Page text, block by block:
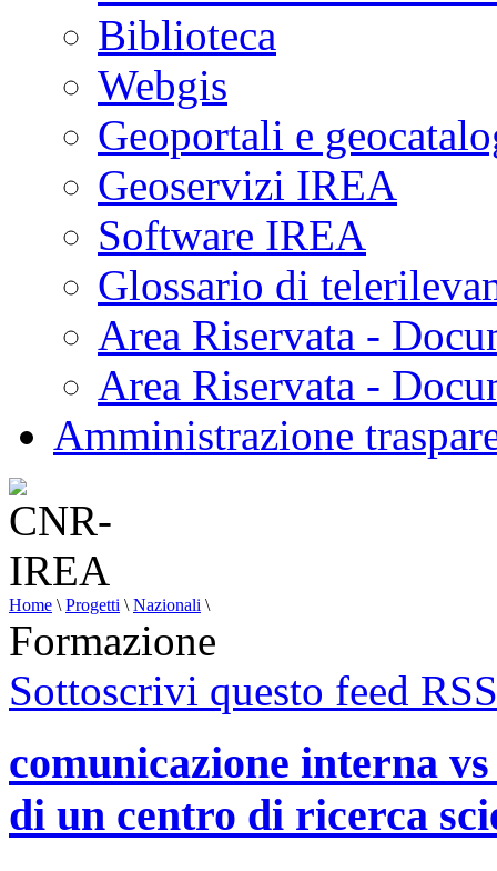
Biblioteca
Webgis
Geoportali e
Geoservizi IREA
Software IREA
Glossario di
Area Riservata -
Area Riservata -
Amministrazione
Home \ Progetti \ Nazionali \
Formazione
Sottoscrivi questo feed RSS
comunicazione interna
di un centro di ricerca